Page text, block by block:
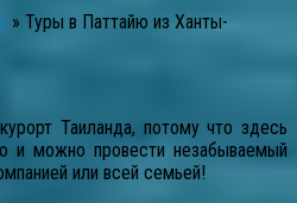
» Туры в Паттайю из Ханты-
Таиланда, потому что здесь
и можно провести незабываемый
или всей семьей!